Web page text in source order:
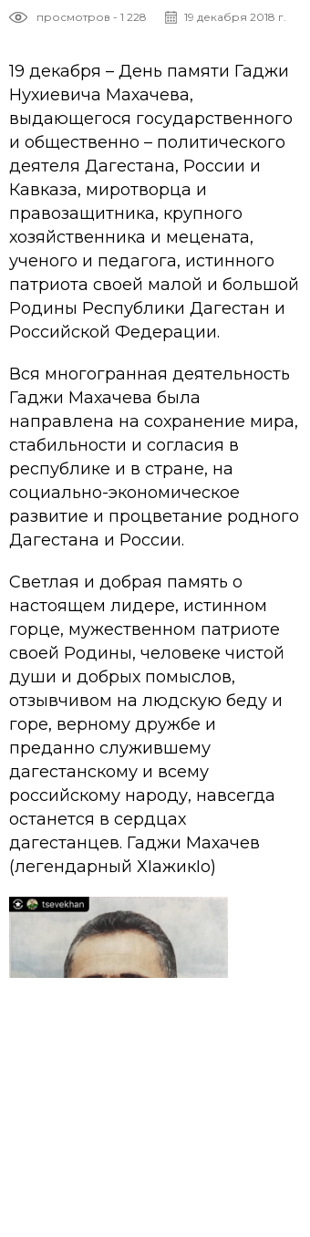
просмотров - 1 228 19 декабря 2018 г.
19 декабря – День памяти Гаджи
Нухиевича Махачева,
выдающегося государственного
и общественно – политического
деятеля Дагестана, России и
Кавказа, миротворца и
правозащитника, крупного
хозяйственника и мецената,
ученого и педагога, истинного
патриота своей малой и большой
Родины Республики Дагестан и
Российской Федерации.
Вся многогранная деятельность
Гаджи Махачева была
направлена на сохранение мира,
стабильности и согласия в
республике и в стране, на
социально-экономическое
развитие и процветание родного
Дагестана и России.
Светлая и добрая память о
настоящем лидере, истинном
горце, мужественном патриоте
своей Родины, человеке чистой
души и добрых помыслов,
отзывчивом на людскую беду и
горе, верному дружбе и
преданно служившему
дагестанскому и всему
российскому народу, навсегда
останется в сердцах
дагестанцев. Гаджи Махачев
(леген­дарный ХIажикIо)